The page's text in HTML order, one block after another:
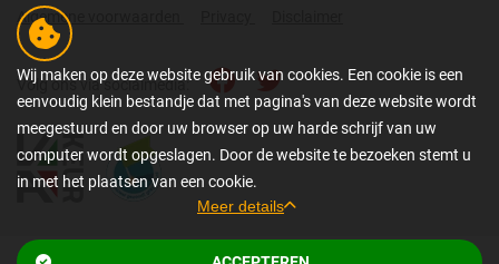
Algemene voorwaarden
Volg ons via socialmedia:
Wij maken op deze website gebruik van cookies. Een cookie is een
eenvoudig klein bestandje dat met pagina's van deze website wordt
meegestuurd en door uw browser op uw harde schrijf van uw
computer wordt opgeslagen. Door de website te bezoeken stemt u
in met het plaatsen van een cookie.
Meer details